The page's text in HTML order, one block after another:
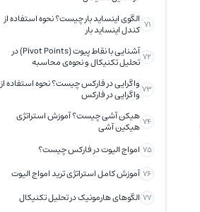
71 الگوی اینساید بار چیست؟ نحوه استفاده از
کندل اینساید بار
72 آشنایی با نقاط پیوت (Pivot Points) در
تحلیل تکنیکال و نحوه‌ی محاسبه
73 واگرایی در فارکس چیست؟ نحوه استفاده از
واگرایی در فارکس
74 هیکن آشی چیست؟ آموزش استراتژی
هیکین آشی
75 امواج الیوت در فارکس چیست؟
76 آموزش کامل استراتژی ترید امواج الیوت
77 الگوهای هارمونیک در تحلیل تکنیکال